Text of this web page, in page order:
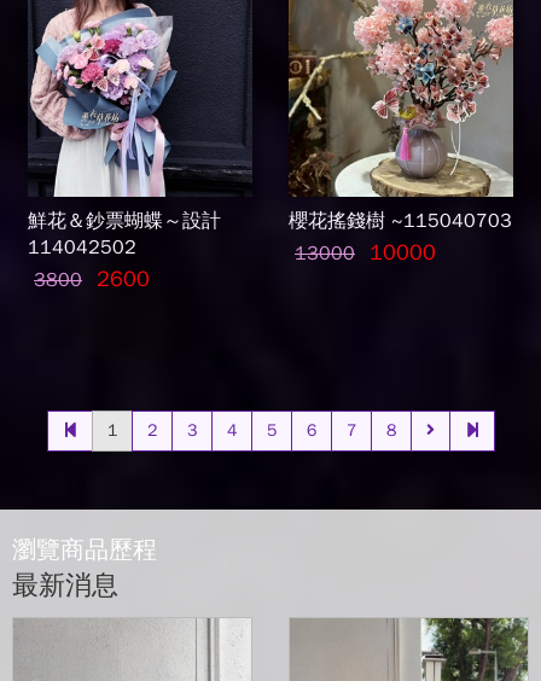
鮮花＆鈔票蝴蝶～設計
114042502
3800
2600
櫻花搖錢樹 ~115040703
13000
10000
1 2 3 4 5 6 7 8
瀏覽商品歷程
最新消息